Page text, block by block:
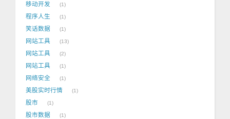
移动开发 1
程序人生 1
笑话数据 1
网站工具 13
网站工具 2
网站工具 1
网络安全 1
美股实时行情 1
股市 1
股市数据 1